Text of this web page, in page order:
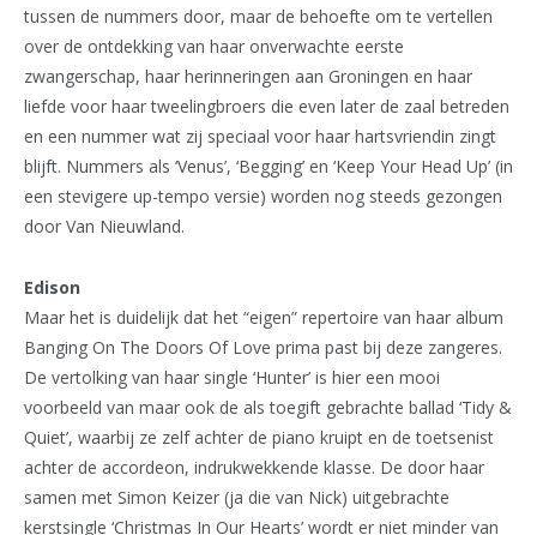
tussen de nummers door, maar de behoefte om te vertellen
over de ontdekking van haar onverwachte eerste
zwangerschap, haar herinneringen aan Groningen en haar
liefde voor haar tweelingbroers die even later de zaal betreden
en een nummer wat zij speciaal voor haar hartsvriendin zingt
blijft. Nummers als ‘Venus’, ‘Begging’ en ‘Keep Your Head Up’ (in
een stevigere up-tempo versie) worden nog steeds gezongen
door Van Nieuwland.
Edison
Maar het is duidelijk dat het “eigen” repertoire van haar album
Banging On The Doors Of Love prima past bij deze zangeres.
De vertolking van haar single ‘Hunter’ is hier een mooi
voorbeeld van maar ook de als toegift gebrachte ballad ‘Tidy &
Quiet’, waarbij ze zelf achter de piano kruipt en de toetsenist
achter de accordeon, indrukwekkende klasse. De door haar
samen met Simon Keizer (ja die van Nick) uitgebrachte
kerstsingle ‘Christmas In Our Hearts’ wordt er niet minder van